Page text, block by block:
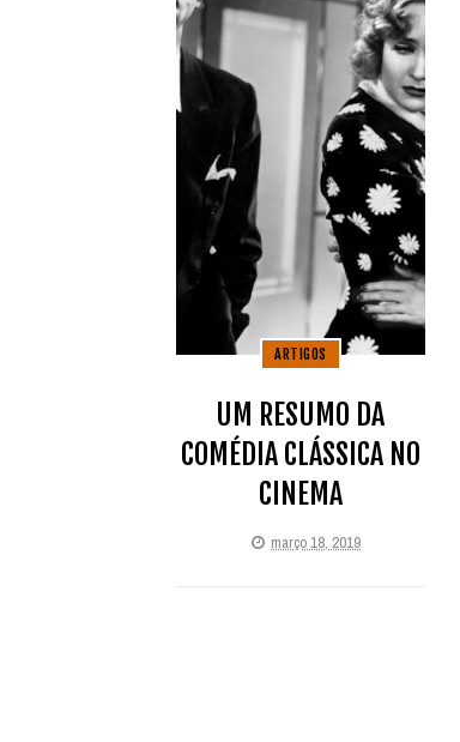
ARTIGOS
UM RESUMO DA
COMÉDIA CLÁSSICA NO
CINEMA
março 18, 2019